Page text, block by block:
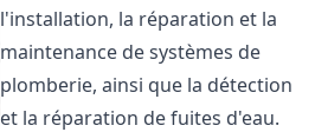
l'installation, la réparation et la
maintenance de systèmes de
plomberie, ainsi que la détection
et la réparation de fuites d'eau.